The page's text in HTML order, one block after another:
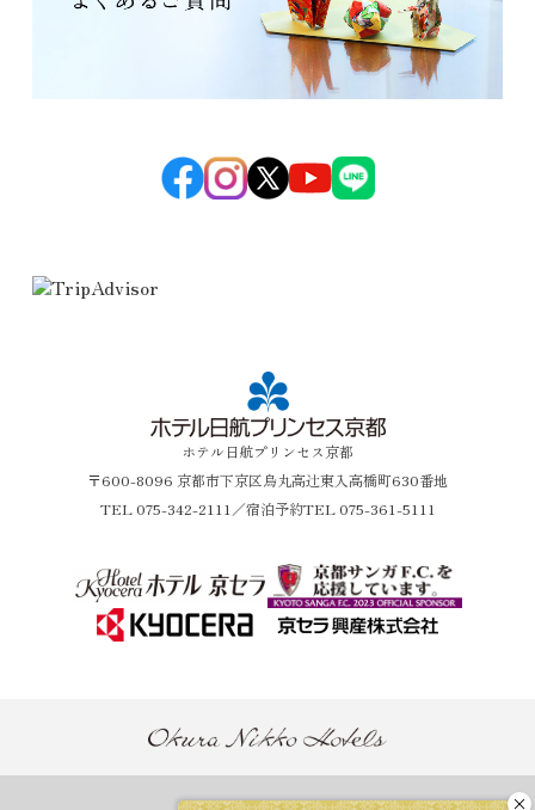
ホテル日航プリンセス京都
〒600-8096 京都市下京区烏丸高辻東入高橋町630番地
TEL075-342-2111 ／宿泊予約TEL 075-361-5111